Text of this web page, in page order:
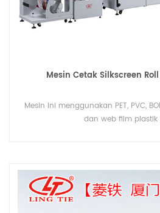
Mesin Cetak Silkscreen
Mesin ini menggunakan PET, PVC,
dan web film plastik